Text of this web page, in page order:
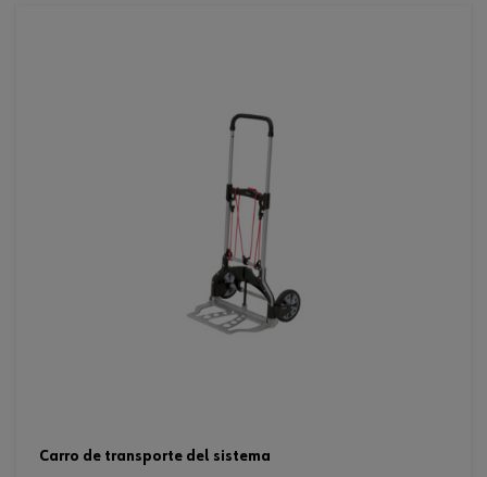
carro de transporte del sistema